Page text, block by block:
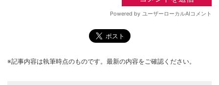
※記事内容は執筆時点のものです。最新の内容をご確認ください。